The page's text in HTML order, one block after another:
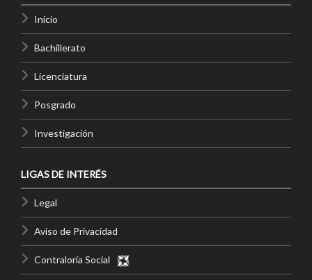
Inicio
Bachillerato
Licenciatura
Posgrado
Investigación
LIGAS DE INTERÉS
Legal
Aviso de Privacidad
Contraloría Social